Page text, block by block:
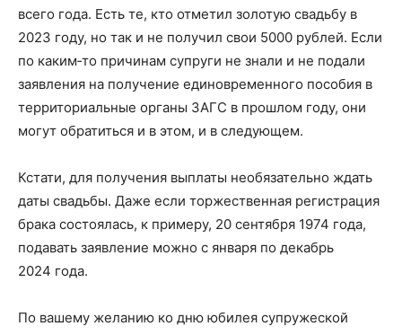
всего года. Есть те, кто отметил золотую свадьбу в
2023 году, но так и не получил свои 5000 рублей. Если
по каким‑то причинам супруги не знали и не подали
заявления на получение единовременного пособия в
территориальные органы ЗАГС в прошлом году, они
могут обратиться и в этом, и в следующем.
Кстати, для получения выплаты необязательно ждать
даты свадьбы. Даже если торжественная регистрация
брака состоялась, к примеру, 20 сентября 1974 года,
подавать заявление можно с января по декабрь
2024 года.
По вашему желанию ко дню юбилея супружеской